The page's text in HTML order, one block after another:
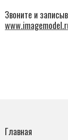
Звоните и
Главная